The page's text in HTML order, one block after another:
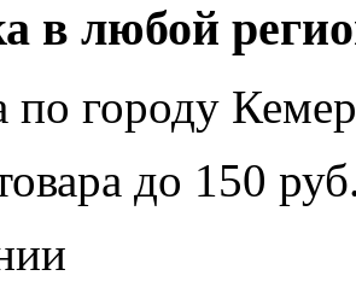
в любой
по городу
до 150